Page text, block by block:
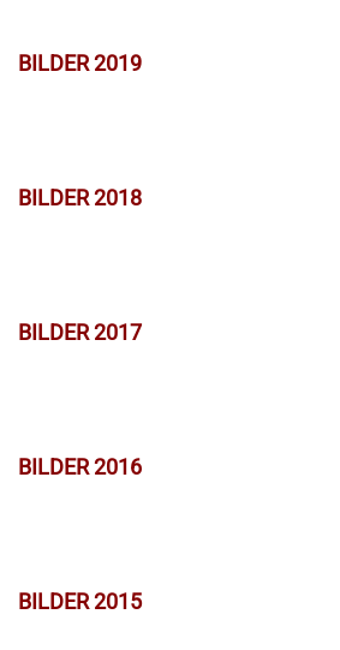
BILDER 2019
BILDER 2018
BILDER 2017
BILDER 2016
BILDER 2015